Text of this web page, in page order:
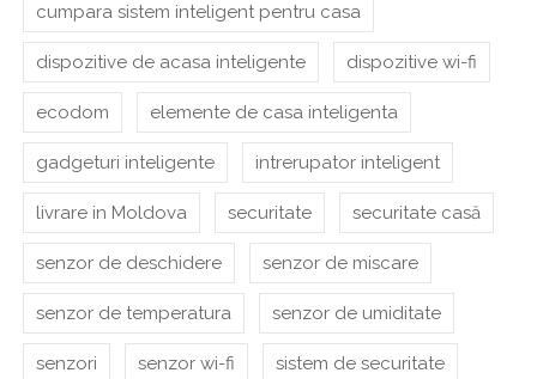
cumpara sistem inteligent pentru casa
dispozitive de acasa inteligente dispozitive wi-fi
ecodom elemente de casa inteligenta
gadgeturi inteligente intrerupator inteligent
livrare in Moldova securitate securitate casă
senzor de deschidere senzor de miscare
senzor de temperatura senzor de umiditate
senzori senzor wi-fi sistem de securitate